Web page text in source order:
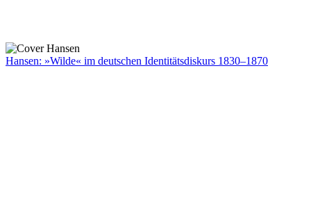
Hansen: »Wilde« im deutschen Identitätsdiskurs 1830–1870